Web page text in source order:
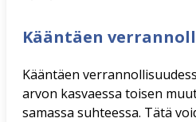
Kääntäen
Kääntäen
arvon kasvaessa toisen
samassa suhteessa. Tätä